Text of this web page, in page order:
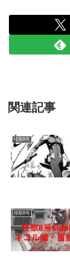
関連記事
怪獣8号
怪獣8号